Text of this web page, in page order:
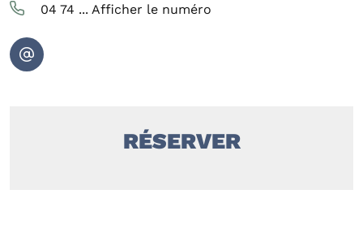
04 74 ... Afficher le numéro
RÉSERVER